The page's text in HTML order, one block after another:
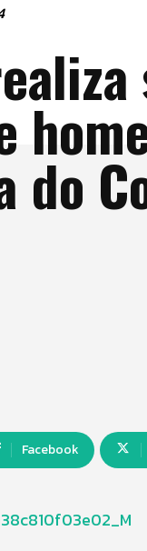
do
Facebook